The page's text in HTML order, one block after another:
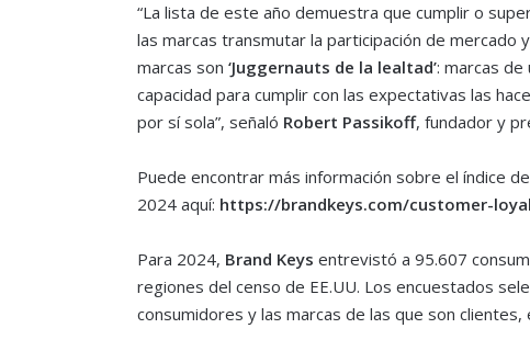
“La lista de este año demuestra que cumplir o
las marcas transmutar la participación de mercado
marcas son ‘Juggernauts de la lealtad’: marcas de
capacidad para cumplir con las expectativas las
por sí sola”, señaló Robert Passikoff, fundador y
Puede encontrar más información sobre el índice
2024 aquí: https://brandkeys.com/customer-
Para 2024, Brand Keys entrevistó a 95.607
regiones del censo de EE.UU. Los encuestados
consumidores y las marcas de las que son